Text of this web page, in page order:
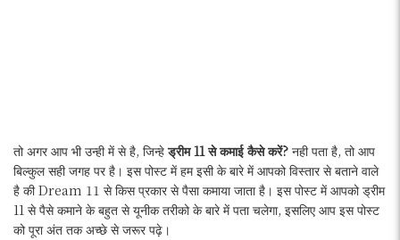
तो अगर आप भी उन्ही में से है, जिन्हेड्रीम 11 से कमाई कैसे करें? नही पता है, तो आप
बिल्कुल सही जगह पर है। इस पोस्ट में हम इसी के बारे में आपको विस्तार से बताने वाले
है की Dream 11 से किस प्रकार से पैसा कमाया जाता है। इस पोस्ट में आपको ड्रीम
11 से पैसे कमाने के बहुत से यूनीक तरीको के बारे में पता चलेगा, इसलिए आप इस पोस्ट
को पूरा अंत तक अच्छे से जरूर पढ़े।